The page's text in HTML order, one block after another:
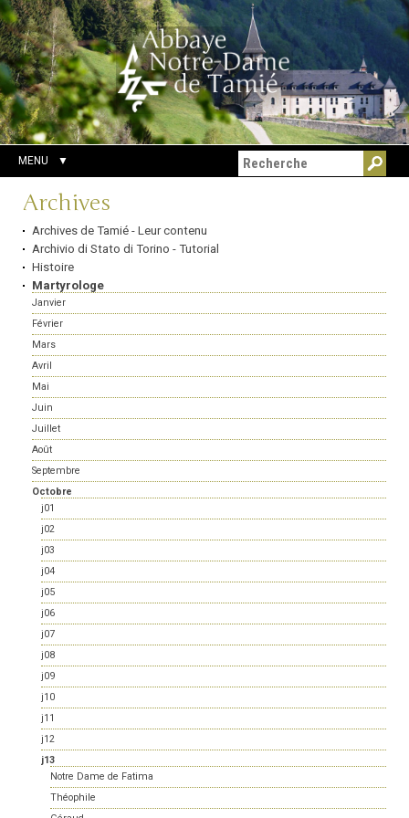
Aller
au
contenu.
|
Aller
à
la
navigation
Outils
personnels
Chercher par
Recherche
avancée…
MENU
Navigation
Archives
Archives de Tamié - Leur contenu
Archivio di Stato di Torino - Tutorial
Histoire
Martyrologe
Janvier
Février
Mars
Avril
Mai
Juin
Juillet
Août
Septembre
Octobre
j01
j02
j03
j04
j05
j06
j07
j08
j09
j10
j11
j12
j13
Notre Dame de Fatima
Théophile